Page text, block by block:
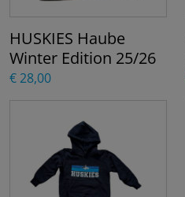
HUSKIES Haube
Winter Edition 25/26
€ 28,00